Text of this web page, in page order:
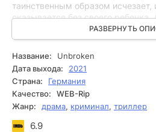
таинственным образом исчезает,
оказывается без своего
позволить такому происшествию
Она намерена найти своего
произошло с ней за это время.
данное происшествие является
преступников, с которым ей
время расследований.
РАЗВЕРНУТЬ
Название:
Unbroken
Дата выхода:
2021
Страна:
Германия
Качество:
WEB-Rip
Жанр:
драма, криминал, триллер
6.9